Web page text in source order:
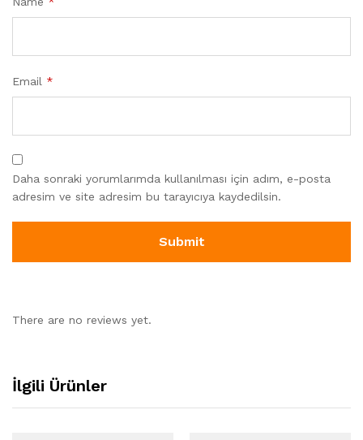
Email *
Daha sonraki yorumlarımda kullanılması için adım, e-posta
adresim ve site adresim bu tarayıcıya kaydedilsin.
There are no reviews yet.
İlgili Ürünler